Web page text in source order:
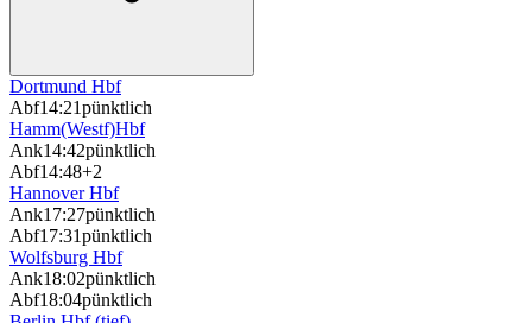
Dortmund Hbf
Abf14:21pünktlich
Hamm(Westf)Hbf
Ank14:42pünktlich
Abf14:48+2
Hannover Hbf
Ank17:27pünktlich
Abf17:31pünktlich
Wolfsburg Hbf
Ank18:02pünktlich
Abf18:04pünktlich